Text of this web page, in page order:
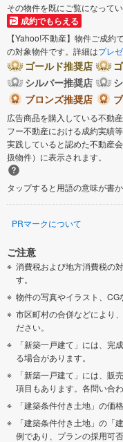
その物件を既にご覧になって
成約でもらえる
【Yahoo!不動産】物件ご成約
の対象物件です。詳細はプレ
ゴールド推奨店
シルバー推奨店
ブロンズ推奨店
広告商品を購入している不動
フー不動産における成約実績
実践していると認めた不動産
扱物件）に表示されます。
タップすると用語の意味が書
PRマークについて
ご注意
消費税および地方消費税の
す。
物件の写真やイラスト、CG
市区町村の合併などにより
ださい。
「新築一戸建て」には、完
る場合があります。
「新築一戸建て」には、販
項目もあります。各問い合
「建築条件付き土地」の価
「建築条件付き土地」の「
例であり、プランの採用可否